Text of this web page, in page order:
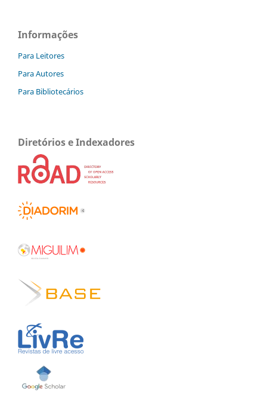
Informações
Para Leitores
Para Autores
Para Bibliotecários
Diretórios e Indexadores